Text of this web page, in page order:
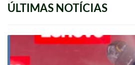
ÚLTIMAS NOTÍCIAS